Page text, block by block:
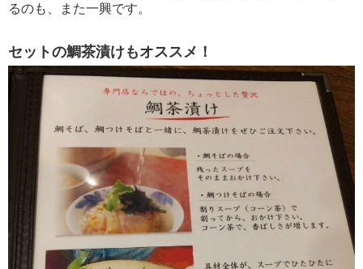
るのも、また一興です。
セットの鯛茶漬けもオススメ！